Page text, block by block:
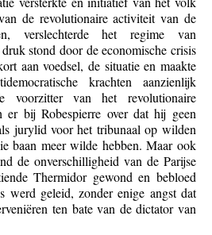
de revolutionaire activiteit van de
verslechterde het regime van
stond door de economische crisis
aan voedsel, de situatie en maakte
krachten aanzienlijk
voorzitter van het revolutionaire
er bij Robespierre over dat hij geen
jurylid voor het tribunaal op wilden
baan meer wilde hebben. Maar ook
de onverschilligheid van de Parijse
Thermidor gewond en bebloed
werd geleid, zonder enige angst dat
ten bate van de dictator van